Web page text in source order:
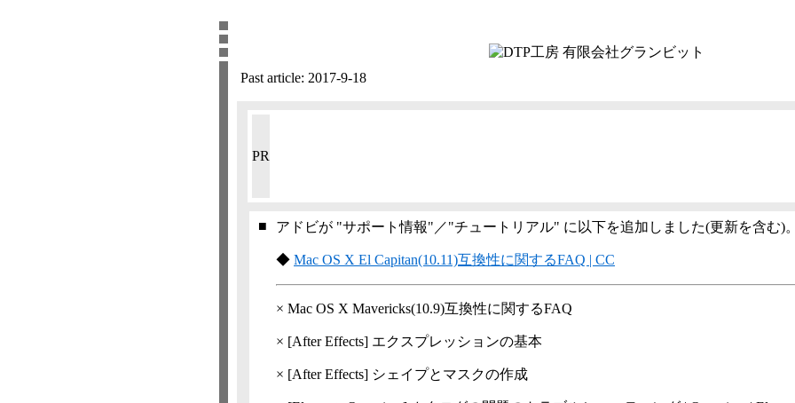
Past article: 2017-9-18
PR
■ アドビが "サポート情報"／"チュートリアル" に以下を追加しました(更新を含む)。
◆ Mac OS X El Capitan(10.11)互換性に関するFAQ | CC
× Mac OS X Mavericks(10.9)互換性に関するFAQ
× [After Effects] エクスプレッションの基本
× [After Effects] シェイプとマスクの作成